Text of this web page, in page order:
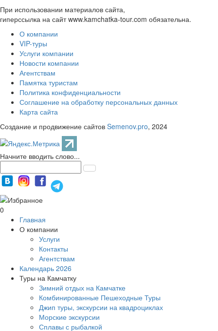
При использовании материалов сайта,
гиперссылка на сайт www.kamchatka-tour.com обязательна.
О компании
VIP-туры
Услуги компании
Новости компании
Агентствам
Памятка туристам
Политика конфиденциальности
Соглашение на обработку персональных данных
Карта сайта
Создание и продвижение сайтов Semenov.pro, 2024
Начните вводить слово...
0
Главная
О компании
Услуги
Контакты
Агентствам
Календарь 2026
Туры на Камчатку
Зимний отдых на Камчатке
Комбинированные Пешеходные Туры
Джип туры, экскурсии на квадроциклах
Морские экскурсии
Сплавы с рыбалкой